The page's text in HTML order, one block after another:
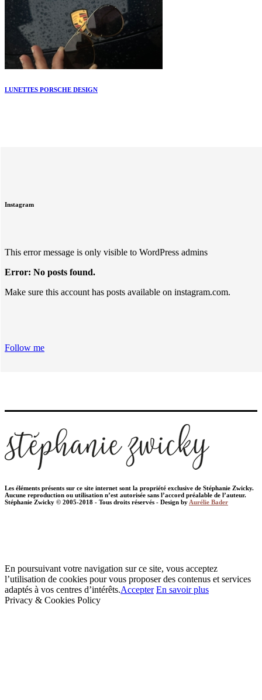
LUNETTES PORSCHE DESIGN
Instagram
This error message is only visible to WordPress admins
Error: No posts found.
Make sure this account has posts available on instagram.com.
Follow me
Les éléments présents sur ce site internet sont la propriété exclusive de Stéphanie Zwicky.
Aucune reproduction ou utilisation n’est autorisée sans l’accord préalable de l’auteur.
Stéphanie Zwicky © 2005-2018 - Tous droits réservés - Design by Aurélie Bader
En poursuivant votre navigation sur ce site, vous acceptez
l’utilisation de cookies pour vous proposer des contenus et services
adaptés à vos centres d’intérêts.Accepter En savoir plus
Privacy & Cookies Policy